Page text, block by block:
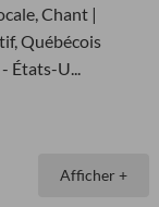
Chant |
Québécois
États-U...
Afficher +